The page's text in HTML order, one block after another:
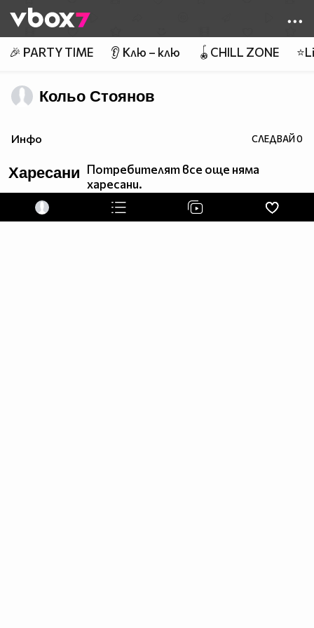
👾
🎉 PARTY TIME 👂 Клю – клю 🪀CHILL ZONE
Кольо Стоянов
Инфо СЛЕДВАЙ0
Харесани Потребителят все още няма
харесани.